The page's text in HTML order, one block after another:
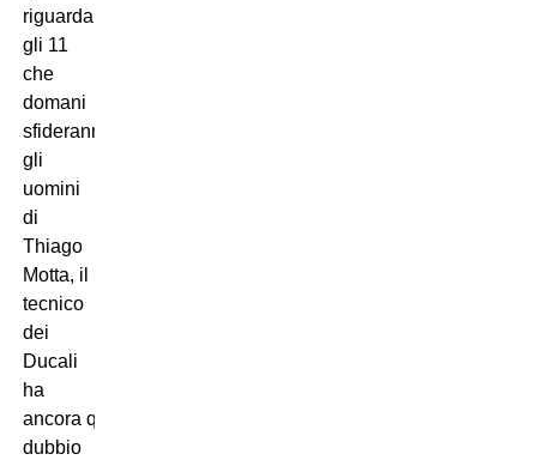
riguarda
gli 11
che
domani
sfideranno
gli
uomini
di
Thiago
Motta, il
tecnico
dei
Ducali
ha
ancora qualche
dubbio